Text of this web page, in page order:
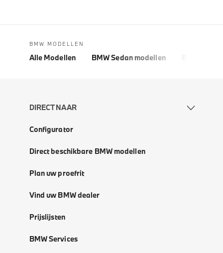
BMW MODELLEN
Alle Modellen BMW Sedan modellen
DIRECT NAAR
Configurator
Direct beschikbare BMW modellen
Plan uw proefrit
Vind uw BMW dealer
Prijslijsten
BMW Services